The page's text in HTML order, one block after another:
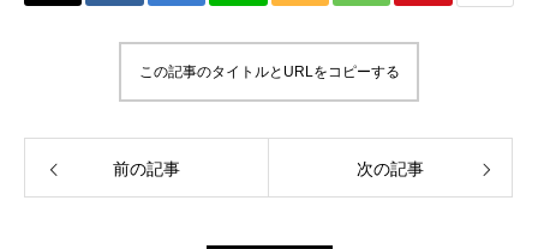
この記事のタイトルとURLをコピーする
前の記事 次の記事